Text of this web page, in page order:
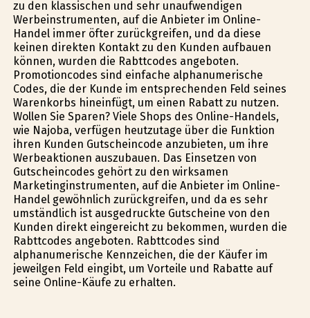
zu den klassischen und sehr unaufwendigen
Werbeinstrumenten, auf die Anbieter im Online-
Handel immer öfter zurückgreifen, und da diese
keinen direkten Kontakt zu den Kunden aufbauen
können, wurden die Rabttcodes angeboten.
Promotioncodes sind einfache alphanumerische
Codes, die der Kunde im entsprechenden Feld seines
Warenkorbs hineinfügt, um einen Rabatt zu nutzen.
Wollen Sie Sparen? Viele Shops des Online-Handels,
wie Najoba, verfügen heutzutage über die Funktion
ihren Kunden Gutscheincode anzubieten, um ihre
Werbeaktionen auszubauen. Das Einsetzen von
Gutscheincodes gehört zu den wirksamen
Marketinginstrumenten, auf die Anbieter im Online-
Handel gewöhnlich zurückgreifen, und da es sehr
umständlich ist ausgedruckte Gutscheine von den
Kunden direkt eingereicht zu bekommen, wurden die
Rabttcodes angeboten. Rabttcodes sind
alphanumerische Kennzeichen, die der Käufer im
jeweilgen Feld eingibt, um Vorteile und Rabatte auf
seine Online-Käufe zu erhalten.